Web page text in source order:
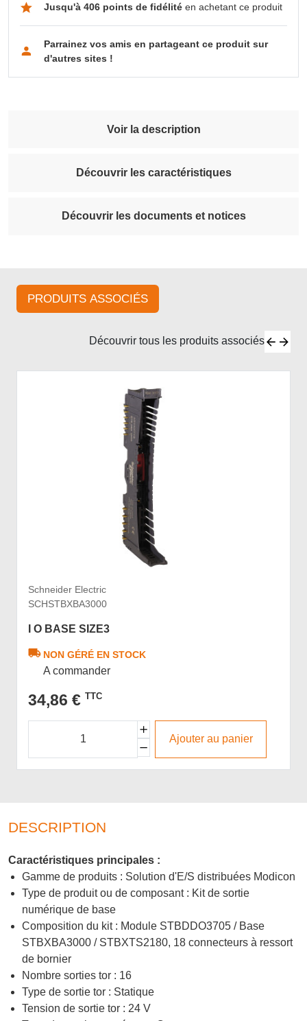
Jusqu'à 406 points de fidélitéen achetant ce produit
Parrainez vos amis en partageant ce produit sur
d'autres sites !
Voir la description
Découvrir les caractéristiques
Découvrir les documents et notices
PRODUITS ASSOCIÉS
Découvrir tous les produits associés
Schneider Electric
SCHSTBXBA3000
I O BASE SIZE3
NON GÉRÉ EN STOCK
A commander
34,86 € TTC
Ajouter au panier
DESCRIPTION
Caractéristiques principales :
Gamme de produits : Solution d'E/S distribuées Modicon
Type de produit ou de composant : Kit de sortie
numérique de base
Composition du kit : Module STBDDO3705 / Base
STBXBA3000 / STBXTS2180, 18 connecteurs à ressort
de bornier
Nombre sorties tor : 16
Type de sortie tor : Statique
Tension de sortie tor : 24 V